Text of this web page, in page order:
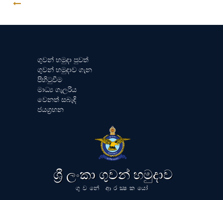
ගුවන් හමුදා පුවත්
ගුවන් හමුදාව ගැන
පිහිටුවීම
මාධ්‍ය ගැලරිය
වෙනත් සබැඳි
ජයග්‍රහන
ශ්‍රී ලංකා ගුවන් හමුදාව
ගුවනේ ආරක්‍ෂකයෝ